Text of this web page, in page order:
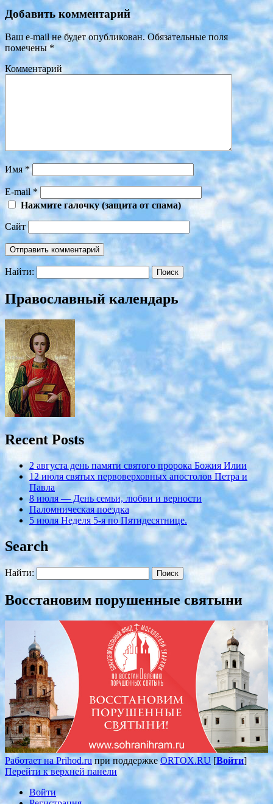
Добавить комментарий
Ваш e-mail не будет опубликован.Обязательные поля
помечены *
Комментарий
Имя *
E-mail*
Нажмите галочку (защита от спама)
Сайт
Найти:
Православный календарь
Recent Posts
2 августа день памяти святого пророка Божия Илии
12 июля cвятых первоверховных апостолов Петра и
Павла
8 июля — День семьи, любви и верности
Паломническая поездка
5 июля Неделя 5-я по Пятидесятнице.
Search
Найти:
Восстановим порушенные святыни
Работает на Prihod.ruпри поддержкеORTOX.RU [Войти]
Перейти к верхней панели
Войти